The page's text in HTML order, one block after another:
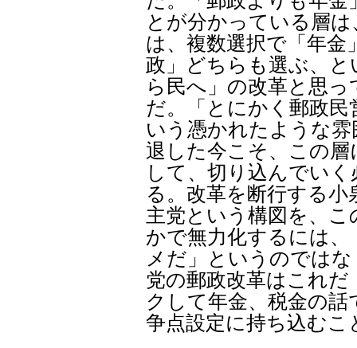
とが分かっている層
は、複数選択で「年金
政」どちらも選ぶ、と
ら民へ」の改革と思っ
だ。「とにかく郵政
いう憑かれたような雰
退した今こそ、この層
して、切り込んでいく
る。改革を断行する小
主党という構図を、こ
かで無力化するには
メだ」というのでは
党の郵政改革はこれ
クして年金、税金の話
争点設定に持ち込む